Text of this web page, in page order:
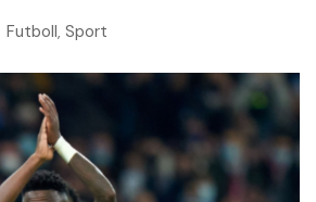
Futboll, Sport